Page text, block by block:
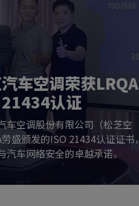
车空调荣获LRQA
认证
车空调股份有限公司（松芝空
盛颁发的ISO 21434认证证书，
汽车网络安全的卓越承诺。